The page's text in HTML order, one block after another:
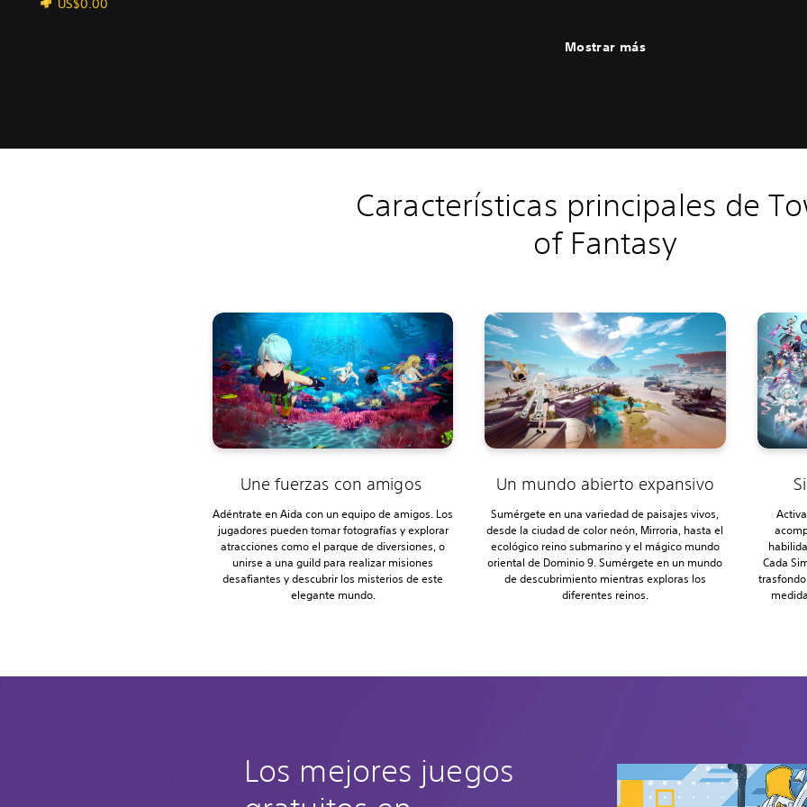
US$0.00
Mostrar más
Características principales de
of Fantasy
Une fuerzas con amigos
Adéntrate en Aida con un equipo de amigos. Los
jugadores pueden tomar fotografías y explorar
atracciones como el parque de diversiones, o
unirse a una guild para realizar misiones
desafiantes y descubrir los misterios de este
elegante mundo.
Un mundo abierto expansivo
Sumérgete en una variedad de paisajes vivos,
desde la ciudad de color neón, Mirroria, hasta el
ecológico reino submarino y el mágico mundo
oriental de Dominio 9. Sumérgete en un mundo
de descubrimiento mientras exploras los
diferentes reinos.
Cada
Los mejores juegos